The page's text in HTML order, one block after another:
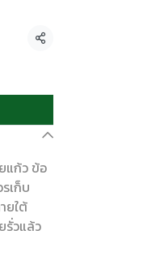
แชร์
แก้ว ข้อ
เก็บ
ยใต้
รั่วแล้ว